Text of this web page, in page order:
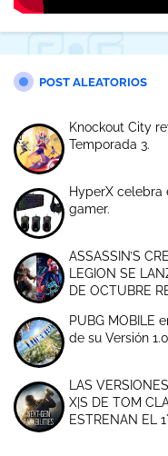
POST ALEATORIOS
Knockout City
Temporada 3.
HyperX celebra
gamer.
ASSASSIN’S
LEGION SE
DE OCTUBRE
PUBG MOBILE
de su Versión
LAS
X|S DE TOM
ESTRENAN EL